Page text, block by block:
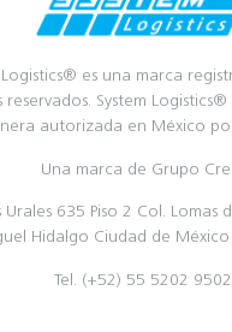
Logistics® es una marca
reservados. System
autorizada en México
Una marca de Grupo
Urales 635 Piso 2 Col. Lomas
Hidalgo Ciudad de México
Tel. (+52) 55 5202 9502